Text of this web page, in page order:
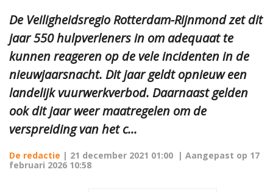
De Veiligheidsregio Rotterdam-Rijnmond zet dit
jaar 550 hulpverleners in om adequaat te
kunnen reageren op de vele incidenten in de
nieuwjaarsnacht. Dit jaar geldt opnieuw een
landelijk vuurwerkverbod. Daarnaast gelden
ook dit jaar weer maatregelen om de
verspreiding van het c...
De redactie | 21 december 2021 01:00 | Aangepast op 17
februari 2026 10:58